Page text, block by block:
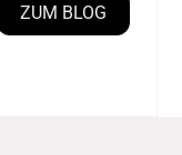
ZUM BLOG